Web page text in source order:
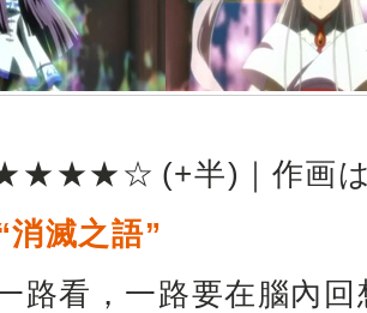
★★★★☆ (+半)｜作画
消滅之語”
路看，一路要在腦內